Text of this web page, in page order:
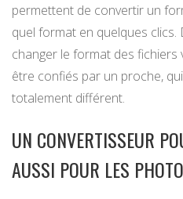
permettent de convertir un
quel format en quelques
changer le format des fichiers
être confiés par un proche,
totalement différent.
UN CONVERTISSEUR
AUSSI POUR LES